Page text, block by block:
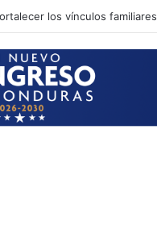
los vínculos familiares